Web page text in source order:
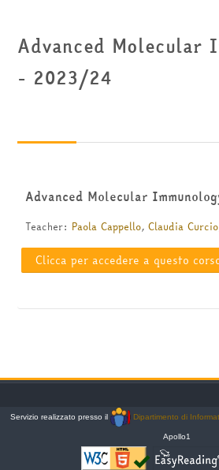
UniTO
Italiano ‎(it)‎
Advanced Molecular
- 2023/24
Advanced Molecular
Teacher: Paola Cappello,Claudia Curcio
Clicca per accedere a questo
Servizio realizzato presso il Dipartimento di
Apollo1